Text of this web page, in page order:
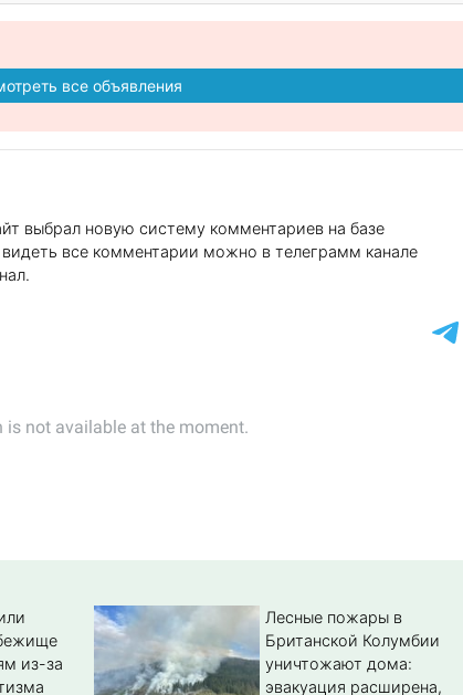
все объявления
выбрал новую систему комментариев на базе
все комментарии можно в телеграмм канале
из-за
Лесные пожары в
Британской Колумбии
уничтожают дома:
эвакуация расширена,